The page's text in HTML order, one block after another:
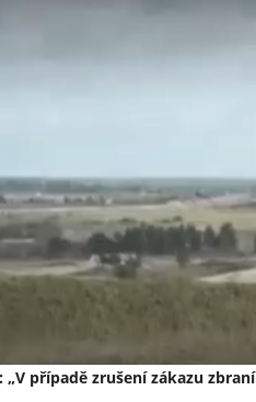
„V případě zrušení zákazu